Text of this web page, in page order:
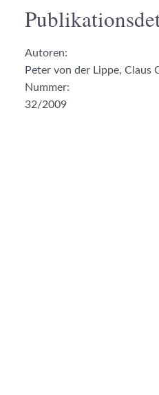
Autoren:
Peter von der Lippe, Claus
Nummer:
32/2009